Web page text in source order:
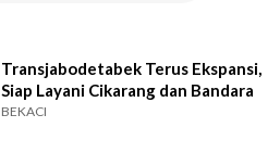
Transjabodetabek Terus Ekspansi,
Siap Layani Cikarang dan Bandara
BEKACI